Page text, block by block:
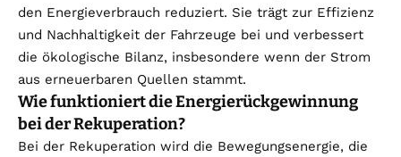
den Energieverbrauch reduziert. Sie trägt zur Effizienz
und Nachhaltigkeit der Fahrzeuge bei und verbessert
die ökologische Bilanz, insbesondere wenn der Strom
aus erneuerbaren Quellen stammt.
Wie funktioniert die Energierückgewinnung
bei der Rekuperation?
Bei der Rekuperation wird die Bewegungsenergie, die